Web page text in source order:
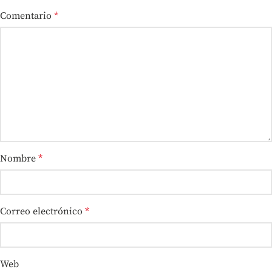
Comentario *
Nombre *
Correo electrónico *
Web